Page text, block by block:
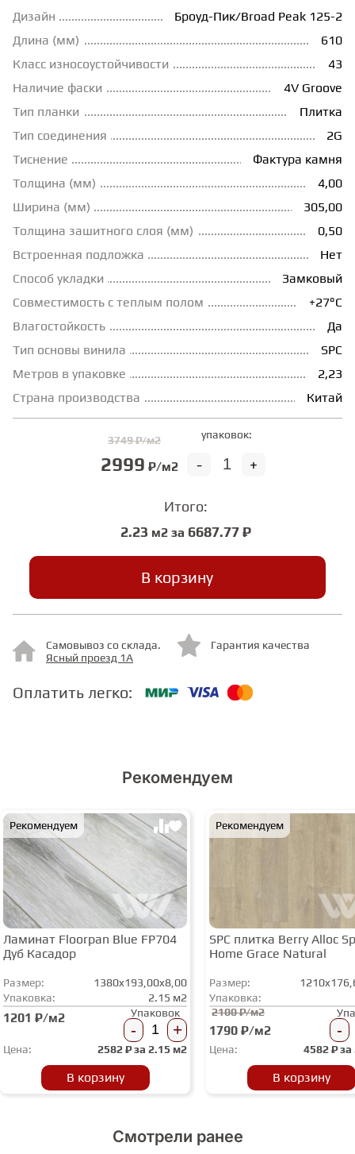
НАЛИВНОЙ ПОЛ
ГРУНТОВКИ
ТЕПЛЫЙ ПОЛ
ЭКОМАССИВ
МАССИВНАЯ ДОСКА
ИСКУССТВЕННАЯ ТРАВА
ИНЖЕНЕРНЫЙ МОДУЛЬ
ФАНЕРА
МИНЕРАЛЬНО-КАМЕННЫЙ
ЛАМИНАТ MSPC
ЛАМИНАТ SWF
Дизайн
Броуд-Пик/Broad Peak 125-2
Длина (мм)
610
Класс износоустойчивости
43
Наличие фаски
4V Groove
Тип планки
Плитка
Тип соединения
2G
Тиснение
Фактура камня
Толщина (мм)
4,00
Ширина (мм)
305,00
Толщина зашитного слоя (мм)
0,50
Встроенная подложка
Нет
Способ укладки
Замковый
Совместимость с теплым полом
+27°С
Влагостойкость
Да
Тип основы винила
SPC
Метров в упаковке
2,23
Страна производства
Китай
3749 ₽/м2
2999 ₽/м2
упаковок:
+
-
Итого:
2.23 м2 за 6687.77 ₽
В корзину
Самовывоз со склада.
Ясный проезд 1А
Гарантия качества
Оплатить легко:
Рекомендуем
Рекомендуем
Ламинат Floorpan Blue FP704
Дуб Касадор
Размер:
1380x193,00x8,00
Упаковка:
2.15 м2
1201 ₽/м2 Упаковок
- +
Цена: 2582₽ за 2.15 м2
В корзину
Рекомендуем
SPC плитка Berry Alloc
Home Grace Natural
Размер:
Упаковка:
2100 ₽/м2
1790 ₽/м2 -
Цена: 4582₽ за
В корзину
Смотрели ранее